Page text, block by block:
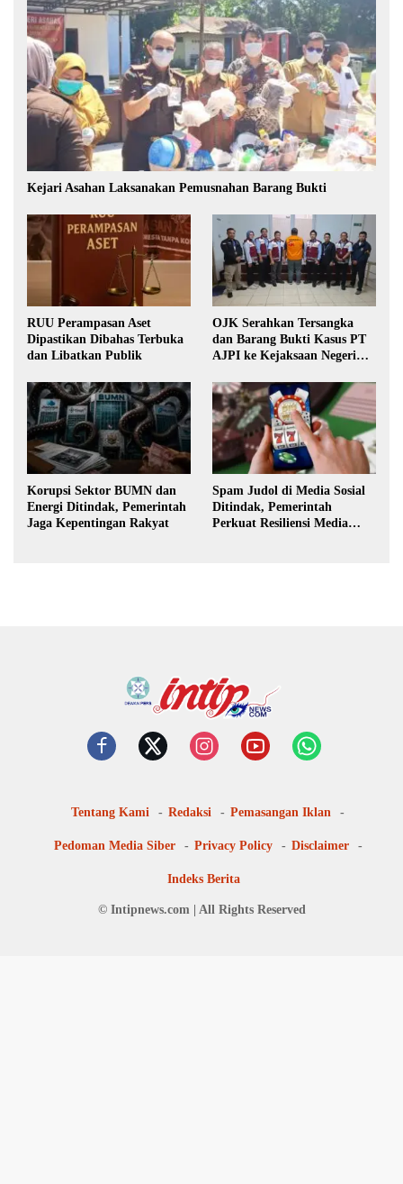
Kejari Asahan Laksanakan Pemusnahan Barang Bukti
RUU Perampasan Aset
Dipastikan Dibahas Terbuka
dan Libatkan Publik
OJK Serahkan Tersangka
dan Barang Bukti Kasus PT
AJPI ke Kejaksaan Negeri
Korupsi Sektor BUMN dan
Energi Ditindak, Pemerintah
Jaga Kepentingan Rakyat
Spam Judol di Media Sosial
Ditindak, Pemerintah
Perkuat Resiliensi Media
Tentang Kami Redaksi Pemasangan Iklan
Pedoman Media Siber Privacy Policy Disclaimer
Indeks Berita
© Intipnews.com | All Rights Reserved